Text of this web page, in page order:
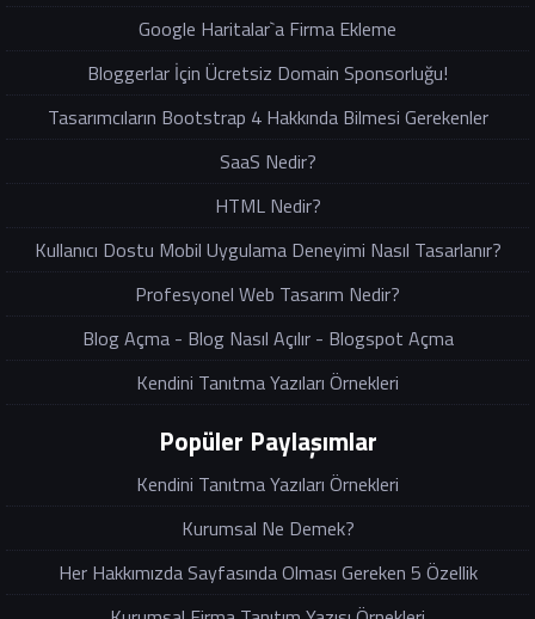
Google Haritalar`a Firma Ekleme
Bloggerlar İçin Ücretsiz Domain Sponsorluğu!
Tasarımcıların Bootstrap 4 Hakkında Bilmesi Gerekenler
SaaS Nedir?
HTML Nedir?
Kullanıcı Dostu Mobil Uygulama Deneyimi Nasıl Tasarlanır?
Profesyonel Web Tasarım Nedir?
Blog Açma - Blog Nasıl Açılır - Blogspot Açma
Kendini Tanıtma Yazıları Örnekleri
Popüler Paylaşımlar
Kendini Tanıtma Yazıları Örnekleri
Kurumsal Ne Demek?
Her Hakkımızda Sayfasında Olması Gereken 5 Özellik